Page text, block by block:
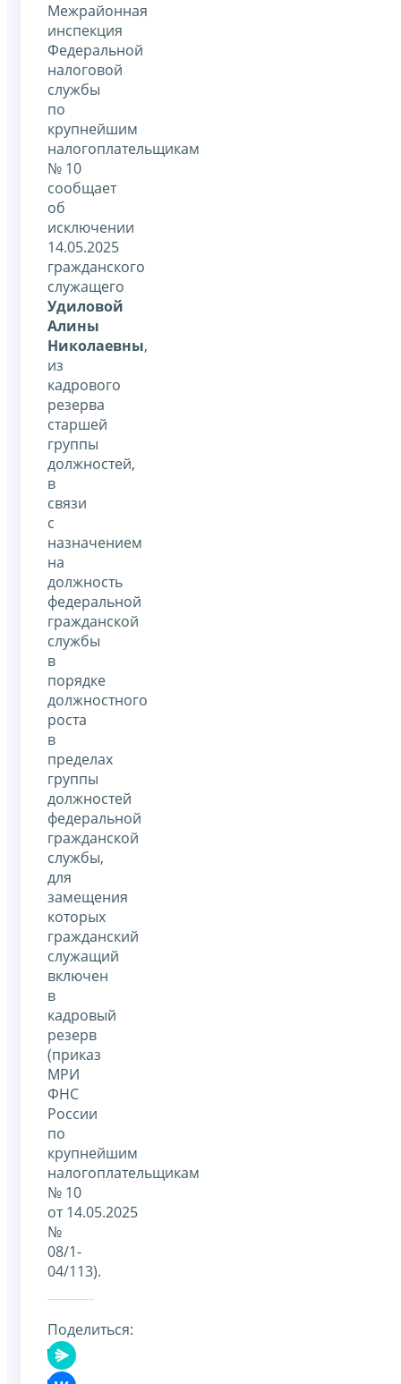
Межрайонная
инспекция
Федеральной
налоговой
службы
по
крупнейшим
налогоплательщикам
№ 10
сообщает
об
исключении
14.05.2025
гражданского
служащего
Удиловой
Алины
Николаевны,
из
кадрового
резерва
старшей
группы
должностей,
в
связи
с
назначением
на
должность
федеральной
гражданской
службы
в
порядке
должностного
роста
в
пределах
группы
должностей
федеральной
гражданской
службы,
для
замещения
которых
гражданский
служащий
включен
в
кадровый
резерв
(приказ
МРИ
ФНС
России
по
крупнейшим
налогоплательщикам
№ 10
от 14.05.2025
№
08/1-
04/113).
Поделиться: